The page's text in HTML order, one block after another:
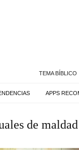
TEMA BÍBLICO
APPS
de maldad